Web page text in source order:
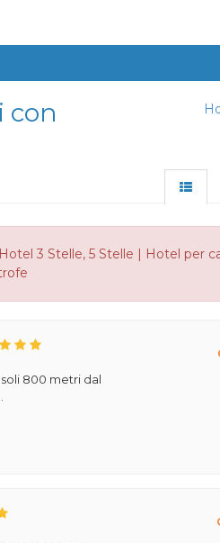
con
3 Stelle, 5 Stelle | Hotel per
800 metri dal